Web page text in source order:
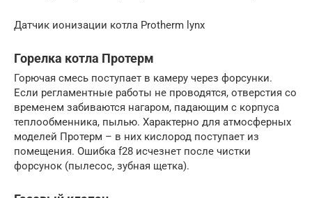
Датчик ионизации котла Protherm lynx
Горелка котла Протерм
Горючая смесь поступает в камеру через форсунки.
Если регламентные работы не проводятся, отверстия со
временем забиваются нагаром, падающим с корпуса
теплообменника, пылью. Характерно для атмосферных
моделей Протерм – в них кислород поступает из
помещения. Ошибка f28 исчезнет после чистки
форсунок (пылесос, зубная щетка).